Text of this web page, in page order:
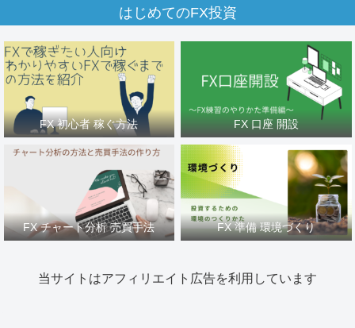
はじめてのFX投資
FX 初心者 稼ぐ方法 FX 口座 開設
FX チャート分析 売買手法 FX 準備 環境づくり
当サイトはアフィリエイト広告を利用しています